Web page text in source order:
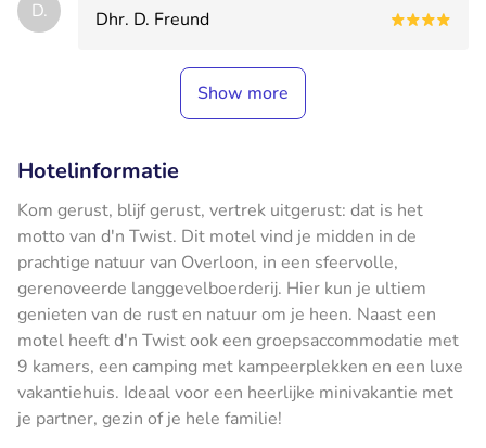
D. Dhr. D. Freund
Show more
Hotelinformatie
Kom gerust, blijf gerust, vertrek uitgerust: dat is het
motto van d'n Twist. Dit motel vind je midden in de
prachtige natuur van Overloon, in een sfeervolle,
gerenoveerde langgevelboerderij. Hier kun je ultiem
genieten van de rust en natuur om je heen. Naast een
motel heeft d'n Twist ook een groepsaccommodatie met
9 kamers, een camping met kampeerplekken en een luxe
vakantiehuis. Ideaal voor een heerlijke minivakantie met
je partner, gezin of je hele familie!